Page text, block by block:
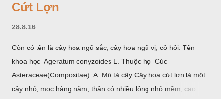
Cứt Lợn
28.8.16
Còn có tên là cây hoa ngũ sắc, cây hoa ngũ vị, cỏ hôi. Tên
khoa học Ageratum conyzoides L. Thuộc họ Cúc
Asteraceae(Compositae). A. Mô tả cây Cây hoa cứt lợn là một
cây nhỏ, mọc hàng năm, thân có nhiều lông nhỏ mềm, cao